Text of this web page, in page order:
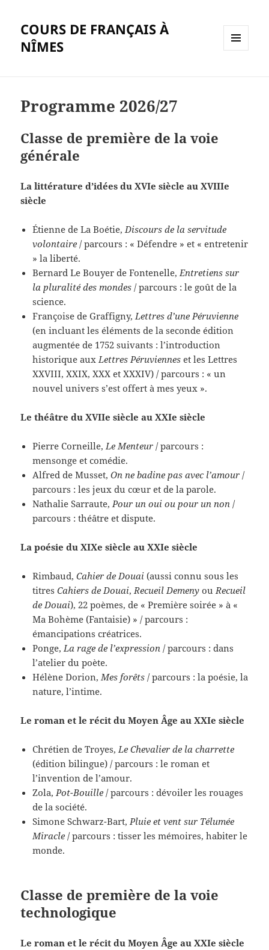
COURS DE FRANÇAIS À
NÎMES
Programme 2026/27
Classe de première de la voie
générale
La littérature d’idées du XVIe siècle au XVIIIe
siècle
Étienne de La Boétie,Discours de la servitude
volontaire / parcours : « Défendre » et « entretenir
» la liberté.
Bernard Le Bouyer de Fontenelle,Entretiens sur
la pluralité des mondes / parcours : le goût de la
science.
Françoise de Graffigny,Lettres d’une Péruvienne
(en incluant les éléments de la seconde édition
augmentée de 1752 suivants : l’introduction
historique auxLettres Péruviennes et les Lettres
XXVIII, XXIX, XXX et XXXIV) / parcours : « un
nouvel univers s’est offert à mes yeux ».
Le théâtre du XVIIe siècle au XXIe siècle
Pierre Corneille,Le Menteur/ parcours :
mensonge et comédie.
Alfred de Musset,On ne badine pas avec l’amour /
parcours : les jeux du cœur et de la parole.
Nathalie Sarraute,Pour un oui ou pour un non /
parcours : théâtre et dispute.
La poésie du XIXe siècle au XXIe siècle
Rimbaud,Cahier de Douai (aussi connu sous les
titresCahiers de Douai,Recueil Demeny ouRecueil
de Douai), 22 poèmes, de « Première soirée » à «
Ma Bohème (Fantaisie) » / parcours :
émancipations créatrices.
Ponge,La rage de l’expression / parcours : dans
l’atelier du poète.
Hélène Dorion,Mes forêts / parcours : la poésie, la
nature, l’intime.
Le roman et le récit du Moyen Âge au XXIe siècle
Chrétien de Troyes,Le Chevalier de la charrette
(édition bilingue) / parcours : le roman et
l’invention de l’amour.
Zola,Pot-Bouille / parcours : dévoiler les rouages
de la société.
Simone Schwarz-Bart, Pluie et vent sur Télumée
Miracle/ parcours : tisser les mémoires, habiter le
monde.
Classe de première de la voie
technologique
Le roman et le récit du Moyen Âge au XXIe siècle